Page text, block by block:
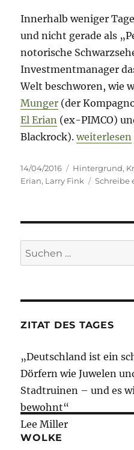
Innerhalb weniger
und nicht gerade als
notorische
Investmentmanager
Welt beschworen, wie
Munger (der
El Erian (ex-PIMCO)
Blackrock).„Mir wird
weiterlesen
Veröffentlicht
am
14/04/2016 Kategorien
Hintergrund,
Erian, Larry Fink Schreibe
Suche
nach:
ZITAT DES TAGES
„Deutschland ist ein
Dörfern wie Juwelen
Stadtruinen – und es
bewohnt“
Lee Miller
WOLKE